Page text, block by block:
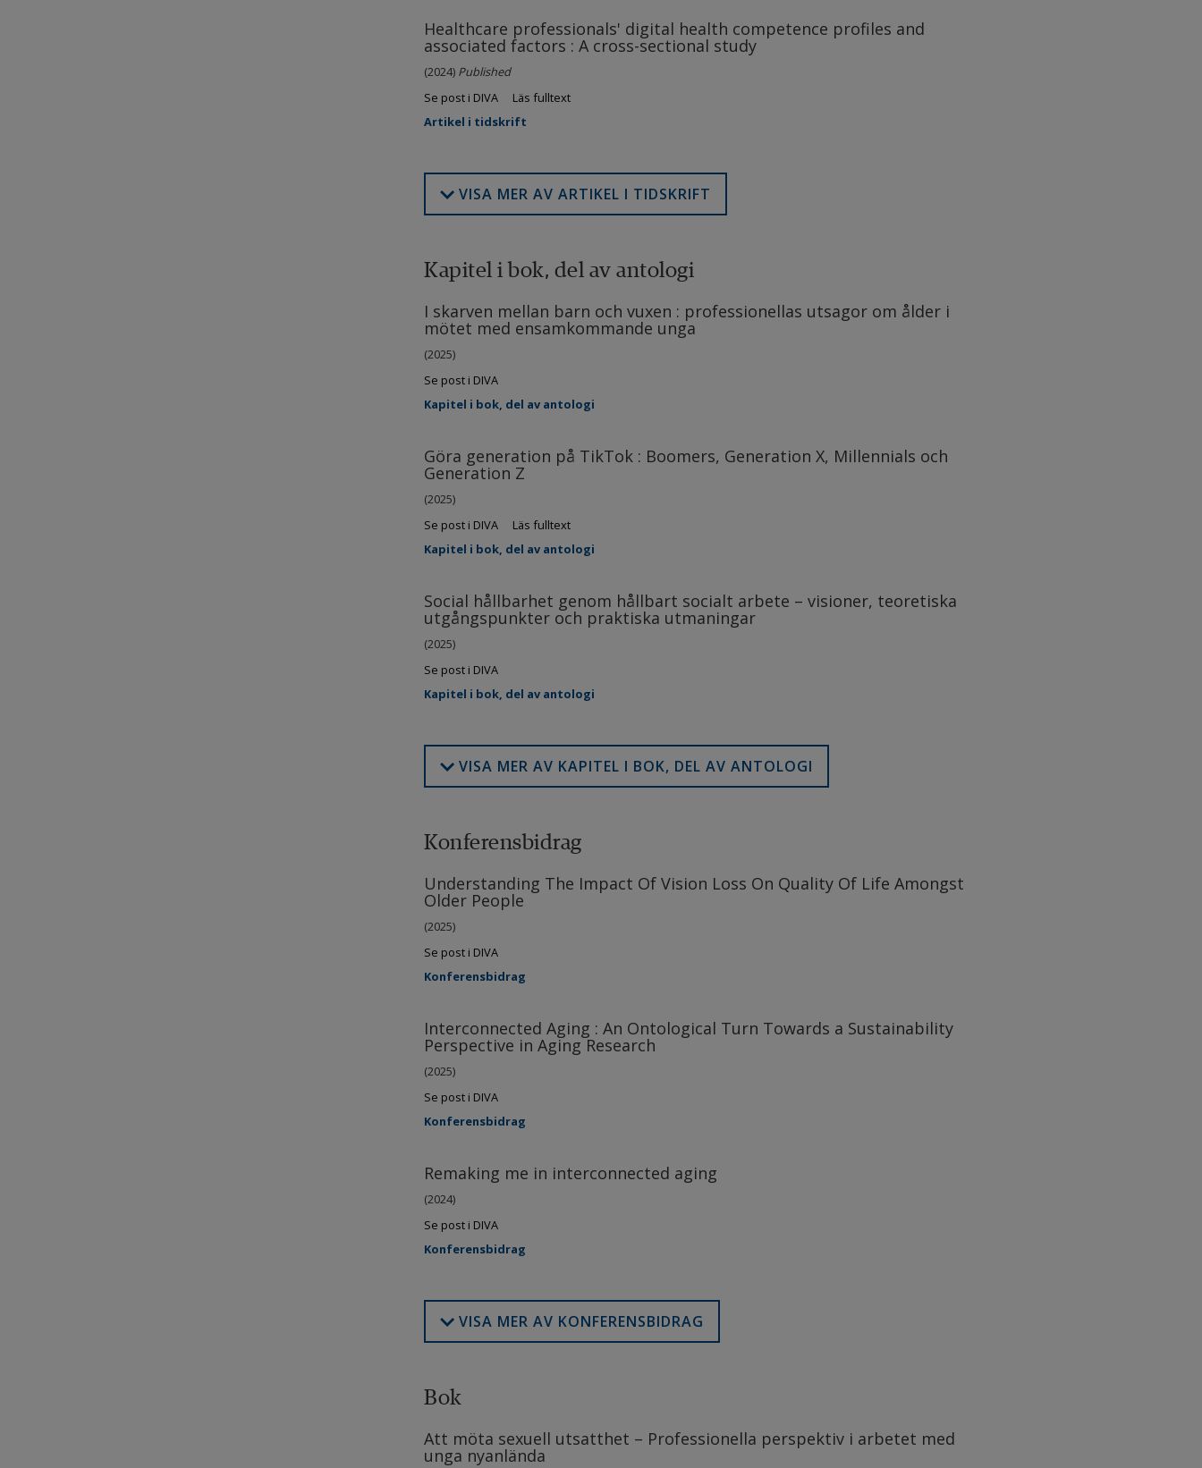
Healthcare professionals' digital health competence profiles and
associated factors : A cross-sectional study
(2024) Published
Se post i DIVA
Läs fulltext
Artikel i tidskrift
VISA MER AV ARTIKEL I TIDSKRIFT
Kapitel i bok, del av antologi
I skarven mellan barn och vuxen : professionellas utsagor om ålder i
mötet med ensamkommande unga
(2025)
Se post i DIVA
Kapitel i bok, del av antologi
Göra generation på TikTok : Boomers, Generation X, Millennials och
Generation Z
(2025)
Se post i DIVA
Läs fulltext
Kapitel i bok, del av antologi
Social hållbarhet genom hållbart socialt arbete – visioner, teoretiska
utgångspunkter och praktiska utmaningar
(2025)
Se post i DIVA
Kapitel i bok, del av antologi
VISA MER AV KAPITEL I BOK, DEL AV ANTOLOGI
Konferensbidrag
Understanding The Impact Of Vision Loss On Quality Of Life Amongst
Older People
(2025)
Se post i DIVA
Konferensbidrag
Interconnected Aging : An Ontological Turn Towards a Sustainability
Perspective in Aging Research
(2025)
Se post i DIVA
Konferensbidrag
Remaking me in interconnected aging
(2024)
Se post i DIVA
Konferensbidrag
VISA MER AV KONFERENSBIDRAG
Bok
Att möta sexuell utsatthet – Professionella perspektiv i arbetet med
unga nyanlända